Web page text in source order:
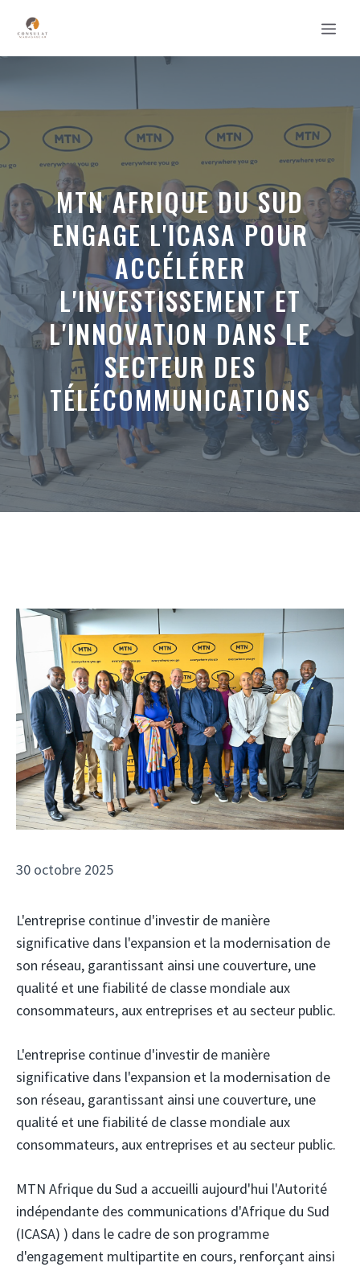
contenu
MTN AFRIQUE DU SUD
ENGAGE L'ICASA POUR
ACCÉLÉRER
L'INVESTISSEMENT ET
L'INNOVATION DANS LE
SECTEUR DES
TÉLÉCOMMUNICATIONS
30 octobre 2025
L'entreprise continue d'investir de manière
significative dans l'expansion et la modernisation de
son réseau, garantissant ainsi une couverture, une
qualité et une fiabilité de classe mondiale aux
consommateurs, aux entreprises et au secteur public.
L'entreprise continue d'investir de manière
significative dans l'expansion et la modernisation de
son réseau, garantissant ainsi une couverture, une
qualité et une fiabilité de classe mondiale aux
consommateurs, aux entreprises et au secteur public.
MTN Afrique du Sud a accueilli aujourd'hui l'Autorité
indépendante des communications d'Afrique du Sud
(ICASA) ) dans le cadre de son programme
d'engagement multipartite en cours, renforçant ainsi